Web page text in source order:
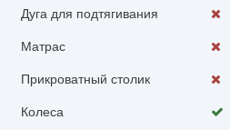
Дуга для подтягивания
Матрас
Прикроватный столик
Колеса